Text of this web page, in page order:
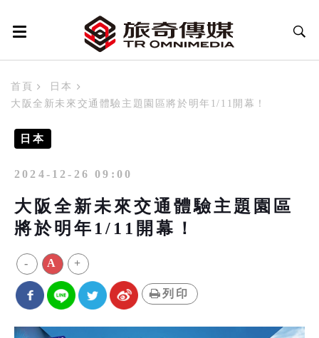
首頁
日本
大阪全新未來交通體驗主題園區將於明年1/11開幕！
日本
2024-12-26 09:00
大阪全新未來交通體驗主題園區
將於明年1/11開幕！
- A +
列印